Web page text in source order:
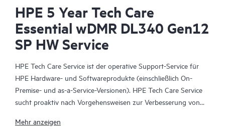
HPE 5 Year Tech Care
Essential wDMR DL340 Gen12
SP HW Service
HPE Tech Care Service ist der operative Support-Service für
HPE Hardware- und Softwareprodukte (einschließlich On-
Premise- und as-a-Service-Versionen). HPE Tech Care Service
sucht proaktiv nach Vorgehensweisen zur Verbesserung von
Teams dadurch, das Unternehmen voranzubringen.
Mehr anzeigen